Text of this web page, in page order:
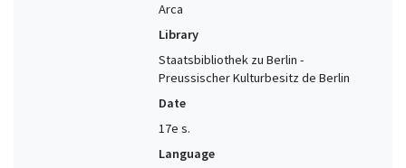
Arca
Library
Staatsbibliothek zu Berlin -
Preussischer Kulturbesitz de Berlin
Date
17e s.
Language